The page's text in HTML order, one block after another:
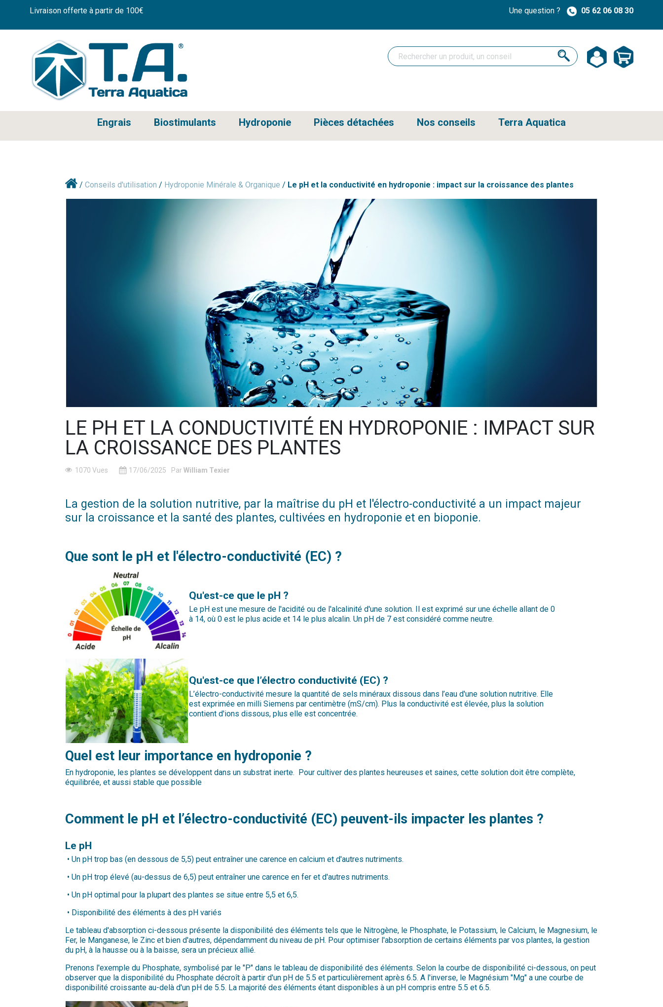
Livraison offerte à partir de 100€ Une question ? 05 62 06 08 30
Engrais Biostimulants Hydroponie Pièces détachées Nos conseils Terra Aquatica
/ Conseils d'utilisation / Hydroponie Minérale & Organique / Le pH et la conductivité en hydroponie : impact sur la croissance des plantes
LE PH ET LA CONDUCTIVITÉ EN HYDROPONIE : IMPACT SUR
LA CROISSANCE DES PLANTES
1070 Vues 17/06/2025 Par William Texier
La gestion de la solution nutritive, par la maîtrise du pH et l'électro-conductivité a un impact majeur
sur la croissance et la santé des plantes, cultivées en hydroponie et en bioponie.
Que sont le pH et l'électro-conductivité (EC) ?
Qu'est-ce que le pH ?
Le pH est une mesure de l'acidité ou de l'alcalinité d'une solution. Il est exprimé sur une échelle allant de 0
à 14, où 0 est le plus acide et 14 le plus alcalin. Un pH de 7 est considéré comme neutre.
Qu'est-ce que l’électro conductivité (EC) ?
L’électro-conductivité mesure la quantité de sels minéraux dissous dans l’eau d'une solution nutritive. Elle
est exprimée en milli Siemens par centimètre (mS/cm). Plus la conductivité est élevée, plus la solution
contient d'ions dissous, plus elle est concentrée.
Quel est leur importance en hydroponie ?
En hydroponie, les plantes se développent dans un substrat inerte. Pour cultiver des plantes heureuses et saines, cette solution doit être complète,
équilibrée, et aussi stable que possible
Comment le pH et l’électro-conductivité (EC) peuvent-ils impacter les plantes ?
Le pH
• Un pH trop bas (en dessous de 5,5) peut entraîner une carence en calcium et d'autres nutriments.
• Un pH trop élevé (au-dessus de 6,5) peut entraîner une carence en fer et d'autres nutriments.
• Un pH optimal pour la plupart des plantes se situe entre 5,5 et 6,5.
• Disponibilité des éléments à des pH variés
Le tableau d'absorption ci-dessous présente la disponibilité des éléments tels que le Nitrogène, le Phosphate, le Potassium, le Calcium, le Magnesium, le
Fer, le Manganese, le Zinc et bien d'autres, dépendamment du niveau de pH. Pour optimiser l'absorption de certains éléments par vos plantes, la gestion
du pH, à la hausse ou à la baisse, sera un précieux allié.
Prenons l'exemple du Phosphate, symbolisé par le "P" dans le tableau de disponibilité des éléments. Selon la courbe de disponibilité ci-dessous, on peut
observer que la disponibilité du Phosphate décroît à partir d'un pH de 5.5 et particulièrement après 6.5. A l'inverse, le Magnésium "Mg" a une courbe de
disponibilité croissante au-delà d'un pH de 5.5. La majorité des éléments étant disponibles à un pH compris entre 5.5 et 6.5.